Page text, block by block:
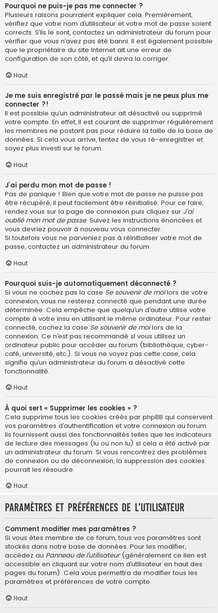
Pourquoi ne puis-je pas me connecter ?
Plusieurs raisons pourraient expliquer cela. Premièrement,
vérifiez que votre nom d’utilisateur et votre mot de passe soient
corrects. S’ils le sont, contactez un administrateur du forum pour
vérifier que vous n’avez pas été banni. Il est également possible
que le propriétaire du site Internet ait une erreur de
configuration de son côté, et qu’il devra la corriger.
Haut
Je me suis enregistré par le passé mais je ne peux plus me
connecter ?!
Il est possible qu’un administrateur ait désactivé ou supprimé
votre compte. En effet, il est courant de supprimer régulièrement
les membres ne postant pas pour réduire la taille de la base de
données. Si cela vous arrive, tentez de vous ré-enregistrer et
soyez plus investi sur le forum.
Haut
J’ai perdu mon mot de passe !
Pas de panique ! Bien que votre mot de passe ne puisse pas
être récupéré, il peut facilement être réinitialisé. Pour ce faire,
rendez vous sur la page de connexion puis cliquez sur J’ai
oublié mon mot de passe. Suivez les instructions énoncées et
vous devriez pouvoir à nouveau vous connecter.
Si toutefois vous ne parveniez pas à réinitialiser votre mot de
passe, contactez un administrateur du forum.
Haut
Pourquoi suis-je automatiquement déconnecté ?
Si vous ne cochez pas la case Se souvenir de moilors de votre
connexion, vous ne resterez connecté que pendant une durée
déterminée. Cela empêche que quelqu’un d’autre utilise votre
compte à votre insu en utilisant le même ordinateur. Pour rester
connecté, cochez la case Se souvenir de moilors de la
connexion. Ce n’est pas recommandé si vous utilisez un
ordinateur public pour accéder au forum (bibliothèque, cyber-
café, université, etc.). Si vous ne voyez pas cette case, cela
signifie qu’un administrateur du forum a désactivé cette
fonctionnalité.
Haut
À quoi sert « Supprimer les cookies » ?
Cela supprime tous les cookies créés par phpBB qui conservent
vos paramètres d’authentification et votre connexion au forum.
Ils fournissent aussi des fonctionnalités telles que les indicateurs
de lecture des messages (lu ou non lu) si cela a été activé par
un administrateur du forum. Si vous rencontrez des problèmes
de connexion ou de déconnexion, la suppression des cookies
pourrait les résoudre.
Haut
Paramètres et préférences de l’utilisateur
Comment modifier mes paramètres ?
Si vous êtes membre de ce forum, tous vos paramètres sont
stockés dans notre base de données. Pour les modifier,
accédez au Panneau de l’utilisateur(généralement ce lien est
accessible en cliquant sur votre nom d’utilisateur en haut des
pages du forum). Cela vous permettra de modifier tous les
paramètres et préférences de votre compte.
Haut